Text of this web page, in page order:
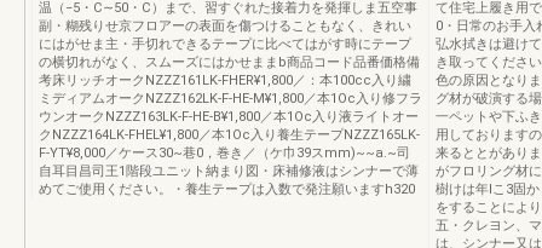
温（−5・C∼50・C）まで、習すぐれた接着力を発揮しま五空事
副・糊残りせ京フロアーの表面を傷つけることもなく、きれい
にはがせま主・手切れできるテープに比べてはがす時にテープ
の横切れがなく、スムーズにはかせままb商品コード品番価格備
考床リッチオークNZZZ161LK-FHER¥1,800／：本100cc入り繍
ミディアムオークNZZZ162LK-F-HE-M¥1,800／本1Oc入り修フラ
ウンオークNZZZ163LK-F-HE-B¥1,800／本1Oc入り液ライトオー
クNZZZ164LK-FHEL¥1,800／本1Oc入り養生テープNZZZ165LK-
F-YT¥8,000／ケース30~巷0，巻き／（ケ巾39スmm)~~a.~司
自耳目昌司王1階段ユニット納まり図・床補修液はシンナーで薄
めてご使用ください。・養生テープは入数で発注願いますh320
て住宅上履き用
0・日常のお手入
弘水拭きは避け
き取ってくださ
色の原因となり
グ材が破演する
一ペットや下ふ
用しております
来るととがあり
がフロリング材
樹けは年lこ3固
をすることによ
五・クレヨン、
は、シンナー又